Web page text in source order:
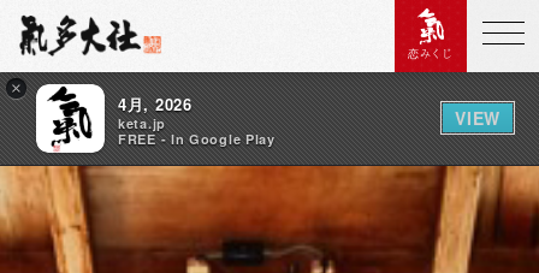
×
4月, 2026
keta.jp
FREE - In Google Play
VIEW
恋みくじ